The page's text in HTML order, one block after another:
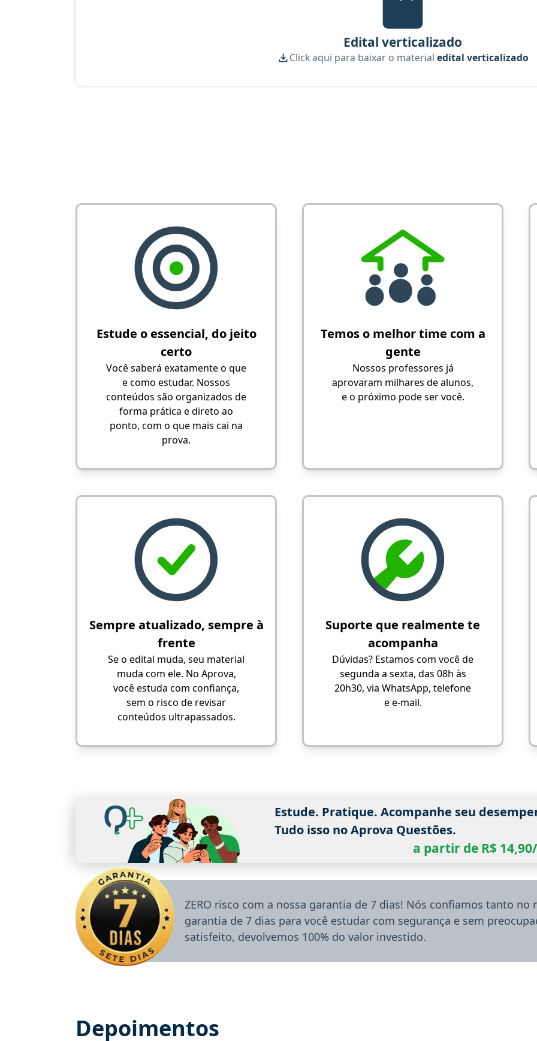
Edital verticalizado
Click aqui para baixar o material edital verticalizado
Estude o essencial, do jeito
certo
Você saberá exatamente o que
e como estudar. Nossos
conteúdos são organizados de
forma prática e direto ao
ponto, com o que mais cai na
prova.
Temos o melhor time com a
gente
Nossos professores já
aprovaram milhares de alunos,
e o próximo pode ser você.
Sempre atualizado, sempre à
frente
Se o edital muda, seu material
muda com ele. No Aprova,
você estuda com confiança,
sem o risco de revisar
conteúdos ultrapassados.
Suporte que realmente te
acompanha
Dúvidas? Estamos com você de
segunda a sexta, das 08h às
20h30, via WhatsApp, telefone
e e-mail.
Estude. Pratique. Acompanhe seu
Tudo isso no Aprova Questões.
a partir de R$
ZERO risco com a nossa garantia de 7 dias! Nós confiamos tanto
garantia de 7 dias para você estudar com segurança e sem
satisfeito, devolvemos 100% do valor investido.
Depoimentos